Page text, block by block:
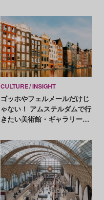
年〜現在）
CULTURE INSIGHT
ゴッホやフェルメールだけじ
ゃない！ アムステルダムで行
きたい美術館・ギャラリー20